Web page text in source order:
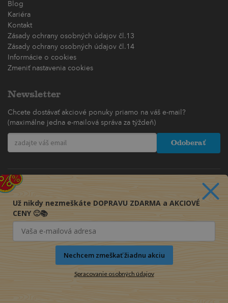
Blog
Kariéra
Kontakt
Zásady ochrany osobných údajov čl.13
Zásady ochrany osobných údajov čl.14
Informácie o cookies
Zmeniť nastavenia cookies
Newsletter
Chcete dostávať akciové ponuky priamo na váš e-mail?
(maximálne jedna e-mailová správa za týždeň)
Odoberať
Už nikdy nezmeškáte DOPRAVU ZDARMA a AKCIOVÉ
CENY 🙂📚
Nechcem zmeškať žiadnu akciu
Spracovanie osobných údajov